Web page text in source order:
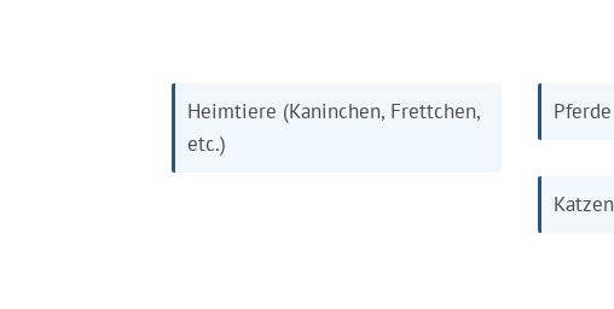
Heimtiere (Kaninchen, Frettchen,
etc.)
Pferde
Katzen